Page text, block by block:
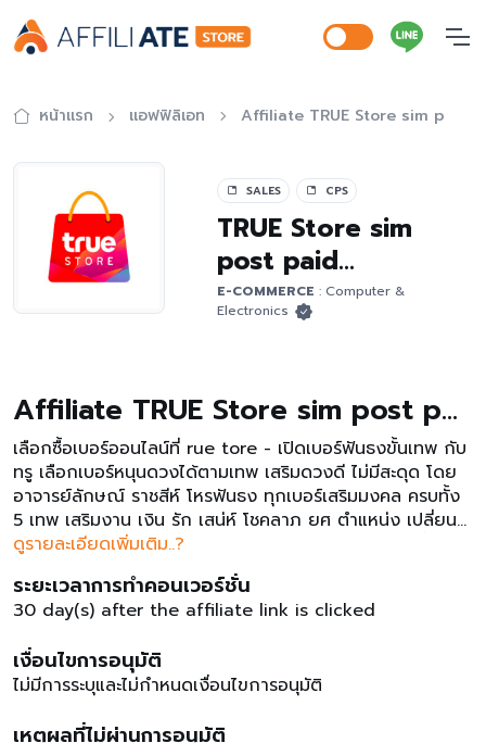
หน้าแรก แอฟฟิลิเอท Affiliate TRUE Store sim post
SALES CPS
TRUE Store sim
post paid
Funthong Kanthep
E-COMMERCE : Computer &
Electronics
Affiliate TRUE Store sim post paid Funthong Kanthep
เลือกซื้อเบอร์ออนไลน์ที่ rue tore - เปิดเบอร์ฟันธงขั้นเทพ กับ
ทรู เลือกเบอร์หนุนดวงได้ตามเทพ เสริมดวงดี ไม่มีสะดุด โดย
อาจารย์ลักษณ์ ราชสีห์ โหรฟันธง ทุกเบอร์เสริมมงคล ครบทั้ง
5 เทพ เสริมงาน เงิน รัก เสน่ห์ โชคลาภ ยศ ตำแหน่ง เปลี่ยน
ร้ายกลายดี เลือกเบอร์หนุนดวงได้ตามเทพที่ท่านศรัทธา ซื้อผ่าน
ช่องทางออนไลน์ ที่ rue tore รับฟรีค่าส่งค่าคอมมิชชั่น 21%
ของราคาแพคเกจรายเดือน เมื่อเปิดใช้งานและซื้อชำระค่าบริการ
ในเดือนแรก แคมเปญนี้จะจ่ายคอมมิชชั่นเฉพาะ ซิมการ์ดราย
เดือน เท่านั้น สินค้าอื่นในเว็บไซต์จะไม่รวมรายการในการจ่าย
คอมมิชชั่นเงื่อนไขการอนุมัติ: เมื่อทำการซื้อซิมการ์ดย้ายค่าย
เปิดเบอร์ใหม่ผ่านช่องทางออนไลน์ เสร็จสมบูรณ์และจ่ายเงิน
เบอร์รายเดือนเท่านั้นเงื่อนไขการปฏิเสธ : เมื่อย้ายค่ายไม่สำเร็จ
ดูรายละเอียดเพิ่มเติม..?
ระยะเวลาการทำคอนเวอร์ชั่น
30 day(s) after the affiliate link is clicked
เงื่อนไขการอนุมัติ
ไม่มีการระบุและไม่กำหนดเงื่อนไขการอนุมัติ
เหตุผลที่ไม่ผ่านการอนุมัติ